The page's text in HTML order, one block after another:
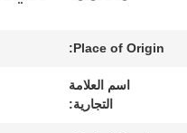
الافتراضي
معلومات
Place of Origin:
اسم العلامة
التجارية: